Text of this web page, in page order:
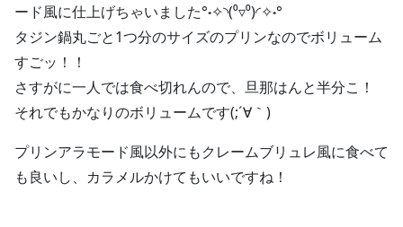
ード風に仕上げちゃいました°˖✧◝(⁰▿⁰)◜✧˖°
タジン鍋丸ごと1つ分のサイズのプリンなのでボリューム
すごッ！！
さすがに一人では食べ切れんので、旦那はんと半分こ！
それでもかなりのボリュームです(;´∀｀)
プリンアラモード風以外にもクレームブリュレ風に食べて
も良いし、カラメルかけてもいいですね！